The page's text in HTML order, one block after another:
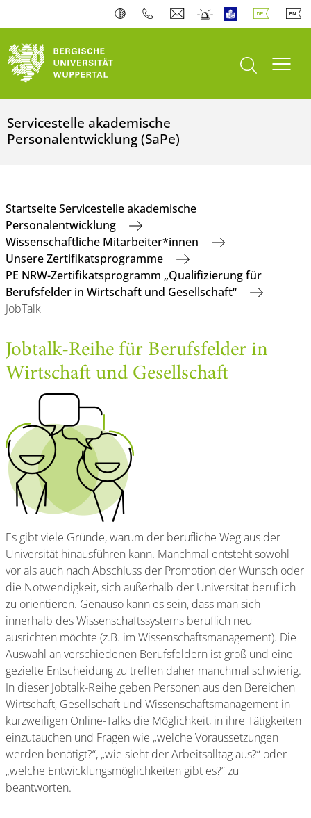
Suche öffnen
Servicestelle akademische
Personalentwicklung (SaPe)
Startseite Servicestelle akademische
Personalentwicklung
Wissenschaftliche Mitarbeiter*innen
Unsere Zertifikatsprogramme
PE NRW-Zertifikatsprogramm „Qualifizierung für
Berufsfelder in Wirtschaft und Gesellschaft“
JobTalk
Jobtalk-Reihe für Berufsfelder in
Wirtschaft und Gesellschaft
Es gibt viele Gründe, warum der berufliche Weg aus der
Universität hinausführen kann. Manchmal entsteht sowohl
vor als auch nach Abschluss der Promotion der Wunsch oder
die Notwendigkeit, sich außerhalb der Universität beruflich
zu orientieren. Genauso kann es sein, dass man sich
innerhalb des Wissenschaftssystems beruflich neu
ausrichten möchte (z.B. im Wissenschaftsmanagement). Die
Auswahl an verschiedenen Berufsfeldern ist groß und eine
gezielte Entscheidung zu treffen daher manchmal schwierig.
In dieser Jobtalk-Reihe geben Personen aus den Bereichen
Wirtschaft, Gesellschaft und Wissenschaftsmanagement in
kurzweiligen Online-Talks die Möglichkeit, in ihre Tätigkeiten
einzutauchen und Fragen wie „welche Voraussetzungen
werden benötigt?“, „wie sieht der Arbeitsalltag aus?“ oder
„welche Entwicklungsmöglichkeiten gibt es?“ zu
beantworten.